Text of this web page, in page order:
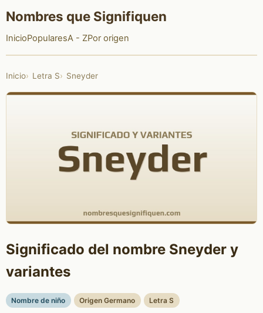
Nombres que Signifiquen
InicioPopularesA - ZPor origen
Inicio Letra S Sneyder
Significado del nombre Sneyder y
variantes
Nombre de niño Origen Germano Letra S